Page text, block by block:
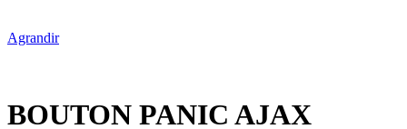
Agrandir
BOUTON PANIC AJAX